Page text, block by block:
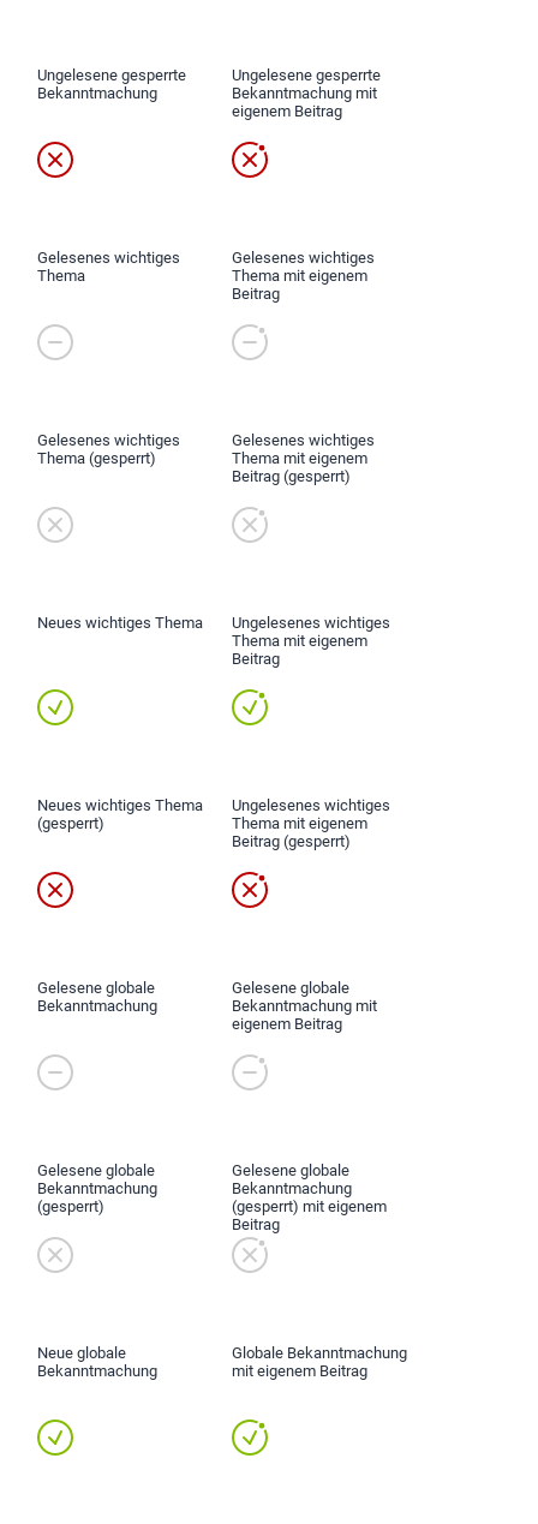
Ungelesene gesperrte
Bekanntmachung
Ungelesene gesperrte
Bekanntmachung mit
eigenem Beitrag
Gelesenes wichtiges
Thema
Gelesenes wichtiges
Thema mit eigenem
Beitrag
Gelesenes wichtiges
Thema (gesperrt)
Gelesenes wichtiges
Thema mit eigenem
Beitrag (gesperrt)
Neues wichtiges Thema
Ungelesenes wichtiges
Thema mit eigenem
Beitrag
Neues wichtiges Thema
(gesperrt)
Ungelesenes wichtiges
Thema mit eigenem
Beitrag (gesperrt)
Gelesene globale
Bekanntmachung
Gelesene globale
Bekanntmachung mit
eigenem Beitrag
Gelesene globale
Bekanntmachung
(gesperrt)
Gelesene globale
Bekanntmachung
(gesperrt) mit eigenem
Beitrag
Neue globale
Bekanntmachung
Globale Bekanntmachung
mit eigenem Beitrag